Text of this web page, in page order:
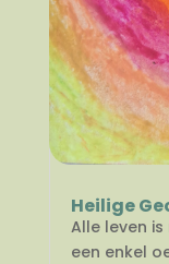
Heilige
Alle leven
een enkel